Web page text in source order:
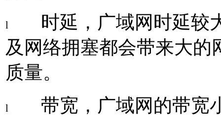
l
时延，广域网时延较
及网络拥塞都会带来大
质量。
l 带宽，广域网的带宽